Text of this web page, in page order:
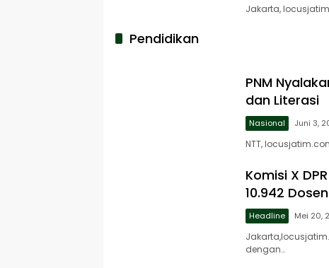
Jakarta,
Pendidikan
PNM
dan Literasi
Nasional Juni 3,
NTT,
Komisi X
10.942
Headline Mei 20,
dengan…